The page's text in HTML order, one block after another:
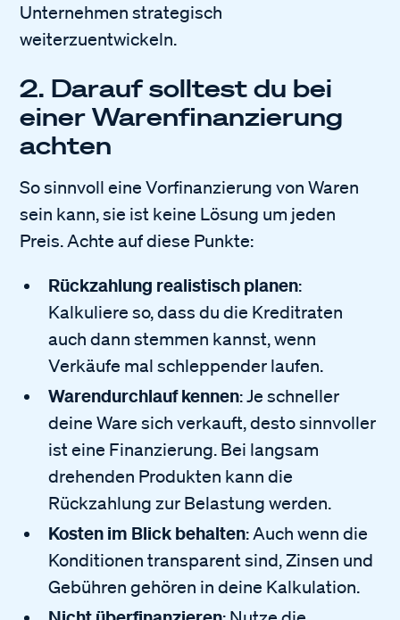
Unternehmen strategisch
weiterzuentwickeln.
2. Darauf solltest du bei
einer Warenfinanzierung
achten
So sinnvoll eine Vorfinanzierung von Waren
sein kann, sie ist keine Lösung um jeden
Preis. Achte auf diese Punkte:
Rückzahlung realistisch planen:
Kalkuliere so, dass du die Kreditraten
auch dann stemmen kannst, wenn
Verkäufe mal schleppender laufen.
Warendurchlauf kennen: Je schneller
deine Ware sich verkauft, desto sinnvoller
ist eine Finanzierung. Bei langsam
drehenden Produkten kann die
Rückzahlung zur Belastung werden.
Kosten im Blick behalten: Auch wenn die
Konditionen transparent sind, Zinsen und
Gebühren gehören in deine Kalkulation.